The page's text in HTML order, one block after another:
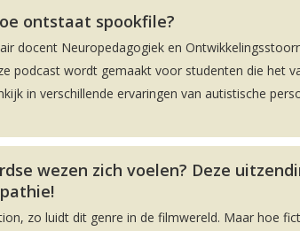
ontstaat spookfile?
docent Neuropedagogiek en
podcast wordt gemaakt voor studenten die het
in verschillende ervaringen van autistische
wezen zich voelen? Deze
zo luidt dit genre in de filmwereld. Maar hoe